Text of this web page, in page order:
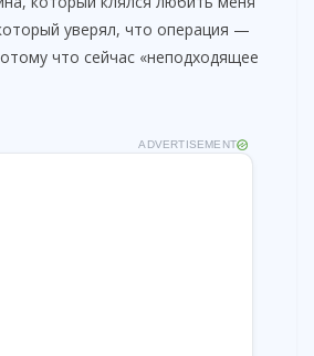
уверял, что операция —
что сейчас «неподходящее
ADVERTISEMENT